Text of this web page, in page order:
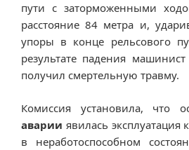
пути с заторможенными
расстояние 84 метра и,
упоры в конце рельсового
результате падения
получил смертельную травму.
Комиссия установила, что
аварии явилась эксплуатация
в неработоспособном